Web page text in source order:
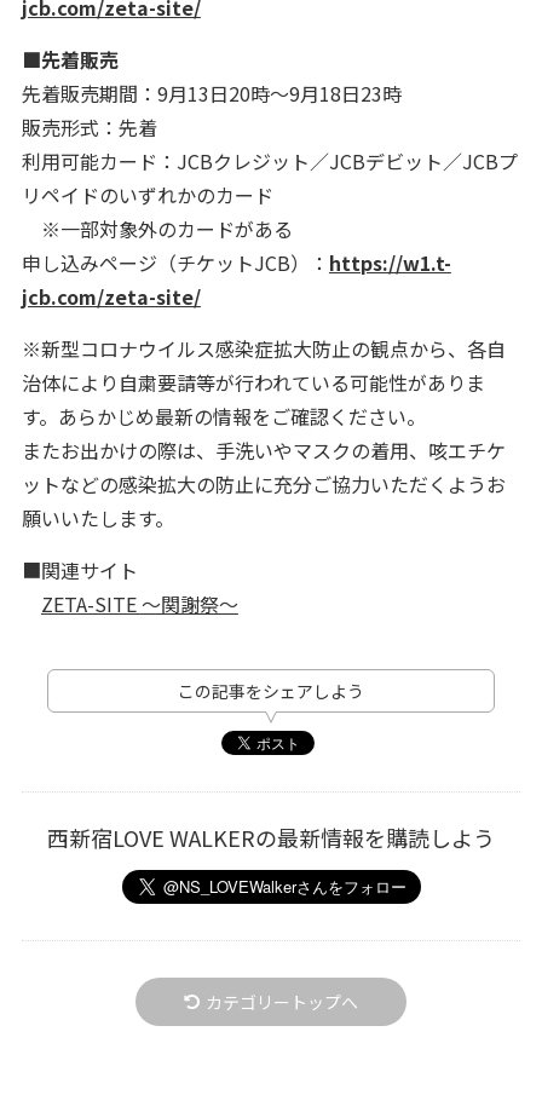
jcb.com/zeta-site/
■先着販売
先着販売期間：9月13日20時～9月18日23時
販売形式：先着
利用可能カード：JCBクレジット／JCBデビット／JCBプ
リペイドのいずれかのカード
※一部対象外のカードがある
申し込みページ（チケットJCB）： https://w1.t-
jcb.com/zeta-site/
※新型コロナウイルス感染症拡大防止の観点から、各自
治体により自粛要請等が行われている可能性がありま
す。あらかじめ最新の情報をご確認ください。
またお出かけの際は、手洗いやマスクの着用、咳エチケ
ットなどの感染拡大の防止に充分ご協力いただくようお
願いいたします。
■関連サイト
ZETA-SITE ～関謝祭～
この記事をシェアしよう
西新宿LOVE WALKERの最新情報を購読しよう
カテゴリートップへ